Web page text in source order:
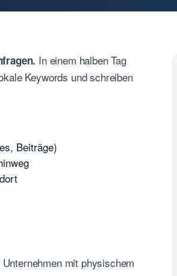
In einem halben Tag
Keywords und schreiben
Beiträge)
mit physischem